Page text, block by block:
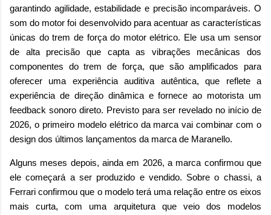
garantindo agilidade, estabilidade e precisão incomparáveis. O
som do motor foi desenvolvido para acentuar as características
únicas do trem de força do motor elétrico. Ele usa um sensor
de alta precisão que capta as vibrações mecânicas dos
componentes do trem de força, que são amplificados para
oferecer uma experiência auditiva autêntica, que reflete a
experiência de direção dinâmica e fornece ao motorista um
feedback sonoro direto. Previsto para ser revelado no início de
2026, o primeiro modelo elétrico da marca vai combinar com o
design dos últimos lançamentos da marca de Maranello.
Alguns meses depois, ainda em 2026, a marca confirmou que
ele começará a ser produzido e vendido. Sobre o chassi, a
Ferrari confirmou que o modelo terá uma relação entre os eixos
mais curta, com uma arquitetura que veio dos modelos